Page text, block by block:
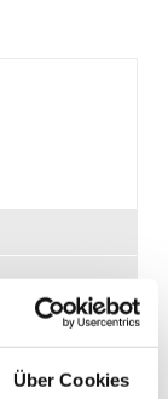
Über Cookies